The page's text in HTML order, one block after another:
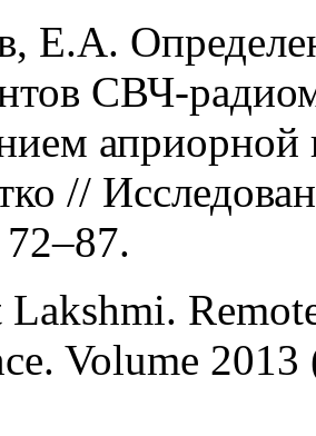
Е.А.
СВЧ-
//
Volume